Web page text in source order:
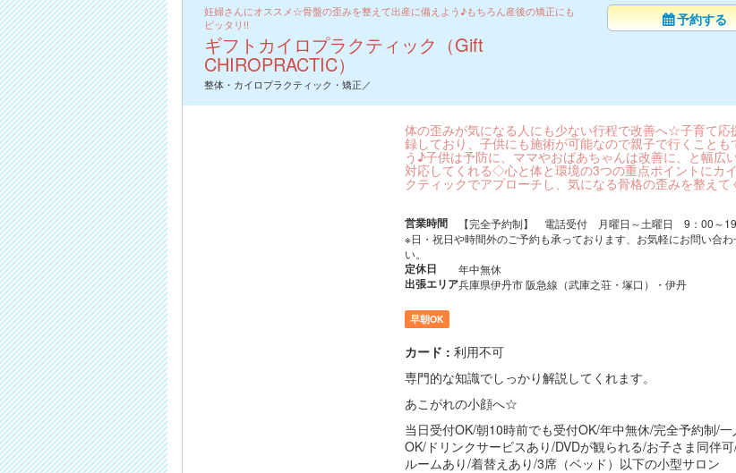
妊婦さんにオススメ☆骨盤の歪みを整えて出産に備えよう♪もちろん産後の矯正にも
ピッタリ!!
ギフトカイロプラクティック（Gift
CHIROPRACTIC）
整体・カイロプラクティック・矯正／
予約する
体の歪みが気になる人にも少ない行程で改善へ☆子育て応
録しており、子供にも施術が可能なので親子で行くことも
う♪子供は予防に、ママやおばあちゃんは改善に、と幅広
対応してくれる◇心と体と環境の3つの重点ポイントにカ
クティックでアプローチし、気になる骨格の歪みを整え
営業時間
【完全予約制】 電話受付 月曜日～土曜日 9：00
※日・祝日や時間外のご予約も承っております、お気軽にお問い合わ
い。
定休日 年中無休
出張エリア兵庫県伊丹市 阪急線（武庫之荘・塚口）・伊丹
早朝OK
カード : 利用不可
専門的な知識でしっかり解説してくれます。
あこがれの小顔へ☆
当日受付OK/朝10時前でも受付OK/年中無休/完全予約制/一
OK/ドリンクサービスあり/DVDが観られる/お子さま同伴
ルームあり/着替えあり/3席（ベッド）以下の小型サロン